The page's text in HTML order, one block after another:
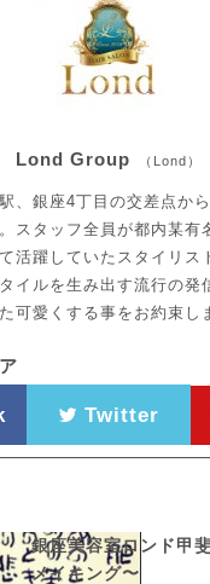
Lond Group （Lond）
、銀座4丁目の交差点か
スタッフ全員が都内某有
活躍していたスタイリス
イルを生み出す流行の発
可愛くする事をお約束し
Twitter
銀座美容室ロンド甲
メイキング〜